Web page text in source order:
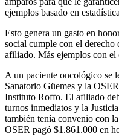
ejemplos basado en
Esto genera un gasto en
social cumple con el derecho
afiliado. Más ejemplos con el
A un paciente oncológico se
Sanatorio Güemes y la
Instituto Roffo. El afiliado
turnos inmediatos y la
también tenía convenio con
OSER pagó $1.861.000 en